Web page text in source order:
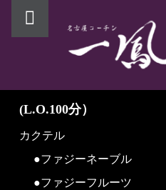
(L.O.100分）
カクテル
●ファジーネーブル
●ファジーフルーツ